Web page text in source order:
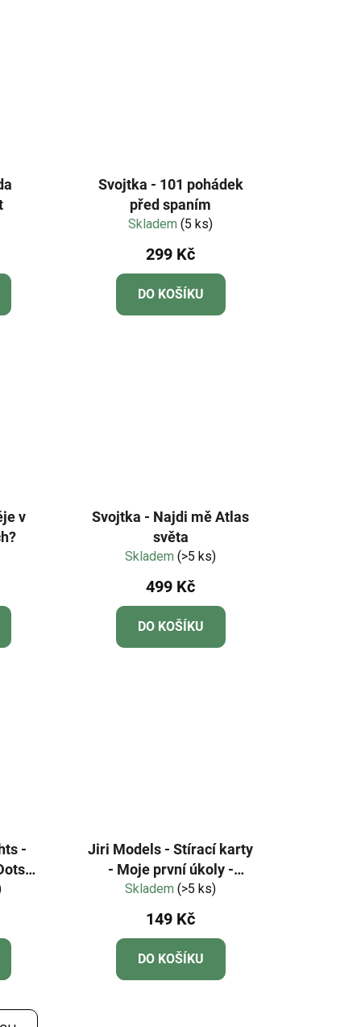
Svojtka - 101 pohádek
před spaním
Skladem(5 ks)
299 Kč
DO KOŠÍKU
v
Svojtka - Najdi mě Atlas
světa
Skladem(>5 ks)
499 Kč
DO KOŠÍKU
-
a
Jiri Models - Stírací karty
- Moje první úkoly -
Vyjmenovaná slova
Skladem(>5 ks)
149 Kč
DO KOŠÍKU